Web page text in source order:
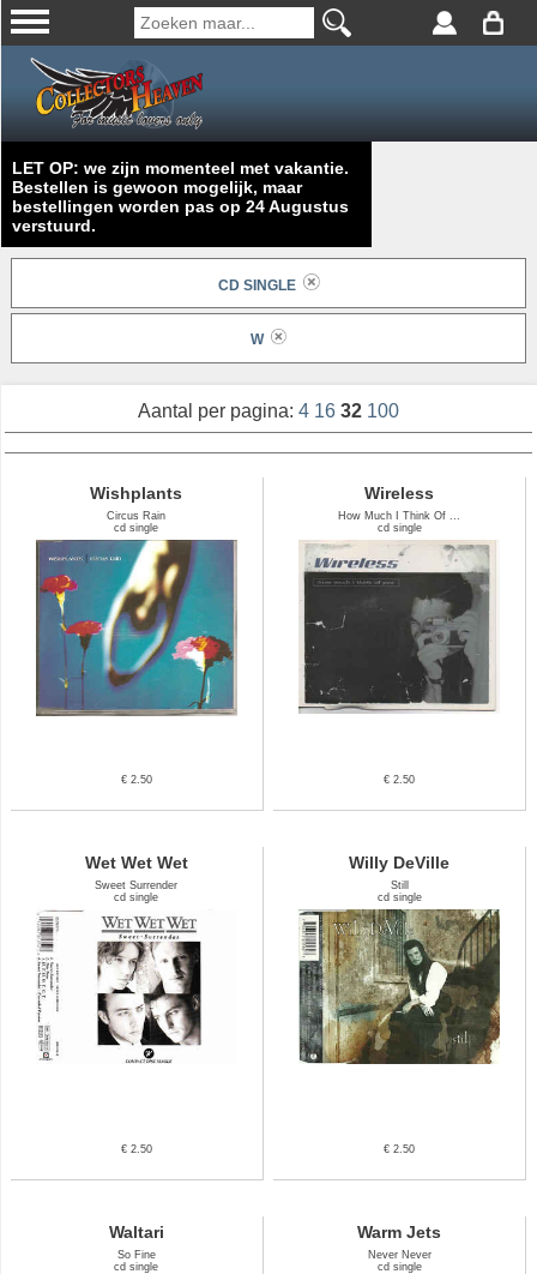
LET OP: we zijn momenteel met vakantie.
Bestellen is gewoon mogelijk, maar
bestellingen worden pas op 24 Augustus
verstuurd.
CD SINGLE
W
Aantal per pagina: 4 16 32 100
Wishplants
Circus Rain
cd single
€ 2.50
Wireless
How Much I Think Of ...
cd single
€ 2.50
Wet Wet Wet
Sweet Surrender
cd single
€ 2.50
Willy DeVille
Still
cd single
€ 2.50
Waltari
So Fine
cd single
Warm Jets
Never Never
cd single